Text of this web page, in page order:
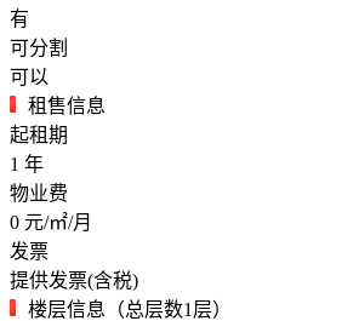
有
可分割
可以
租售信息
起租期
1 年
物业费
0 元/㎡/月
发票
提供发票(含税)
楼层信息（总层数1层）